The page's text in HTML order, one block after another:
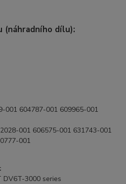
(náhradního dílu):
001 604787-001 609965-001
001 606575-001 631743-001
001
DV6T-3000 series